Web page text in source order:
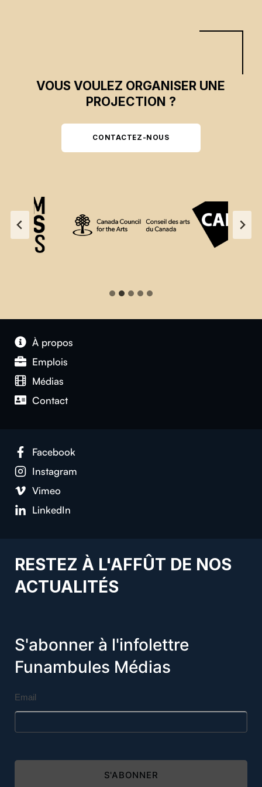
VOUS VOULEZ ORGANISER UNE
PROJECTION ?
CONTACTEZ-NOUS
À propos
Emplois
Médias
Contact
Facebook
Instagram
Vimeo
LinkedIn
RESTEZ À L'AFFÛT DE NOS
ACTUALITÉS
S'abonner à l'infolettre
Funambules Médias
Email
S'ABONNER